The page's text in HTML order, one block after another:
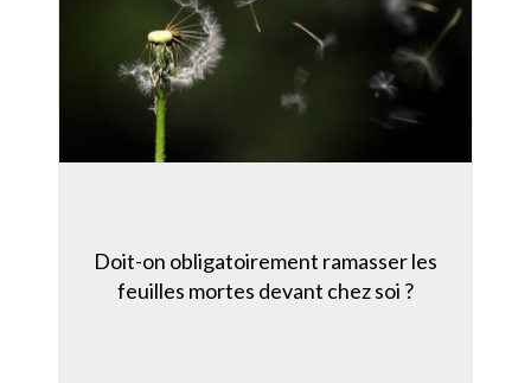
Doit-on obligatoirement ramasser les
feuilles mortes devant chez soi ?